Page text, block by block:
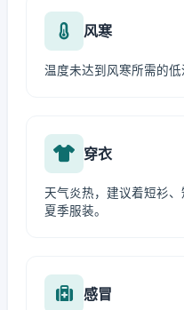
风寒
温度未达到风寒所需的低
穿衣
天气炎热，建议着短衫
夏季服装。
感冒